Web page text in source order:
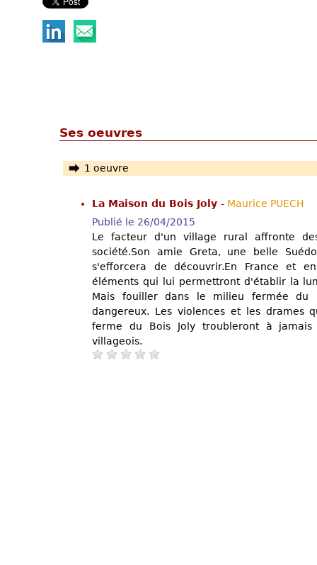
Ses oeuvres
1 oeuvre
La Maison du Bois Joly - Maurice PUECH
Publié le 26/04/2015
Le facteur d'un village rural affronte
société.Son amie Greta, une belle
s'efforcera de découvrir.En France et
éléments qui lui permettront d'établir la
Mais fouiller dans le milieu fermée du
dangereux. Les violences et les drames
ferme du Bois Joly troubleront à
villageois.